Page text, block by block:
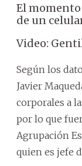
El momento
de un
Video:
Según los
Javier
corporales a
por lo que
Agrupación
quien es jefe